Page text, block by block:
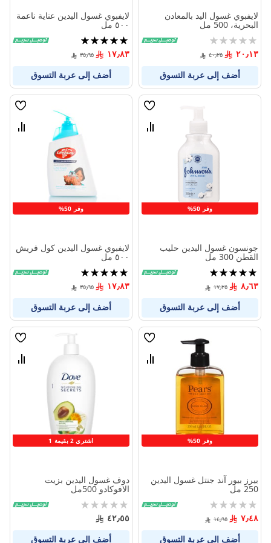
لايفبوي غسول اليد بالمعادن
البحرية، 500 مل
Rating:
0%
٢٠٫١٣ ٤٠٫٢٥
أضف إلى عربة التسوق
لايفبوي غسول اليدين عناية ناعمة
٥٠٠ مل
تقييم:
100%
١٧٫٨٣ ٣٥٫٦٥
أضف إلى عربة التسوق
وفر 50%
قائمة
قارن
جونسون غسول اليدين حليب
القطن 300 مل
تقييم:
100%
٨٫٦٣ ١٧٫٢٥
أضف إلى عربة التسوق
وفر 50%
قائمة
قارن
لايفبوي غسول اليدين كول فريش
٥٠٠ مل
تقييم:
100%
١٧٫٨٣ ٣٥٫٦٥
أضف إلى عربة التسوق
وفر 50%
قائمة
قارن
بيرز بيور آند جنتل غسول اليدين
250 مل
Rating:
0%
٧٫٤٨ ١٤٫٩٥
أضف إلى عربة التسوق
اشتري 2 بقيمة 1
قائمة
قارن
دوف غسول اليدين بزيت
الافوكادو 500مل
Rating:
0%
٤٢٫٥٥
أضف إلى عربة التسوق